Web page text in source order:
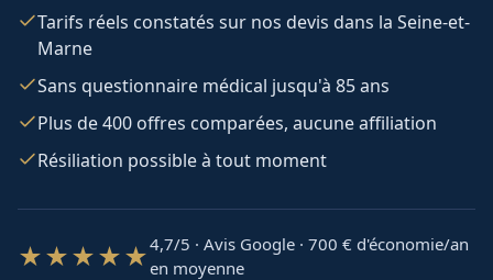
Tarifs réels constatés sur nos devis dans la Seine-et-
Marne
Sans questionnaire médical jusqu'à 85 ans
Plus de 400 offres comparées, aucune affiliation
Résiliation possible à tout moment
★★★★★4,7/5 · Avis Google · 700 € d'économie/an
en moyenne